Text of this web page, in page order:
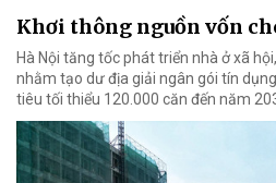
Khơi thông nguồn vốn
Hà Nội tăng tốc phát triển nhà ở xã
nhằm tạo dư địa giải ngân gói tín
tiêu tối thiểu 120.000 căn đến năm